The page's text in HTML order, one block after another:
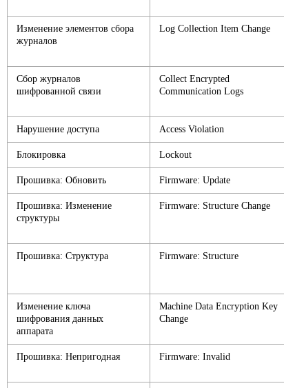
Изменение элементов сбора
журналов
Log Collection Item Change
Сбор журналов
шифрованной связи
Collect Encrypted
Communication Logs
Нарушение доступа Access Violation
Блокировка Lockout
Прошивка: Обновить Firmware: Update
Прошивка: Изменение
структуры
Firmware: Structure Change
Прошивка: Структура Firmware: Structure
Изменение ключа
шифрования данных
аппарата
Machine Data Encryption Key
Change
Прошивка: Непригодная Firmware: Invalid